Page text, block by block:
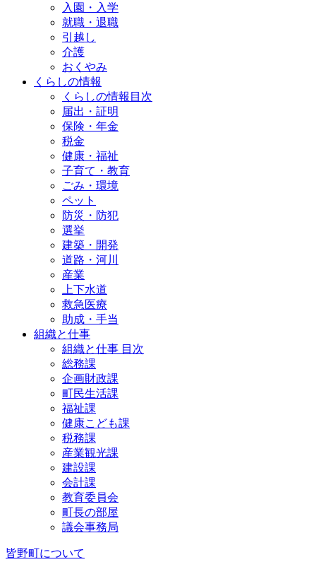
入園・入学
就職・退職
引越し
介護
おくやみ
くらしの情報
くらしの情報目次
届出・証明
保険・年金
税金
健康・福祉
子育て・教育
ごみ・環境
ペット
防災・防犯
選挙
建築・開発
道路・河川
産業
上下水道
救急医療
助成・手当
組織と仕事
組織と仕事 目次
総務課
企画財政課
町民生活課
福祉課
健康こども課
税務課
産業観光課
建設課
会計課
教育委員会
町長の部屋
議会事務局
皆野町について